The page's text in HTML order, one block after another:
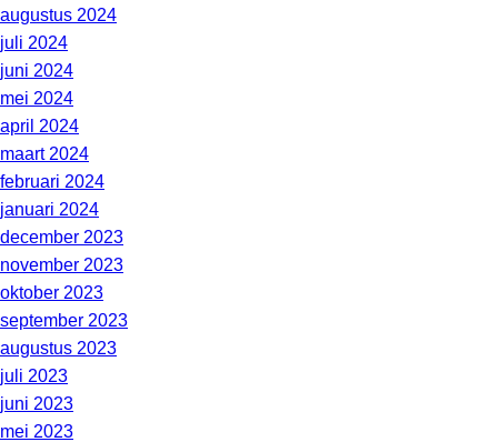
augustus 2024
juli 2024
juni 2024
mei 2024
april 2024
maart 2024
februari 2024
januari 2024
december 2023
november 2023
oktober 2023
september 2023
augustus 2023
juli 2023
juni 2023
mei 2023